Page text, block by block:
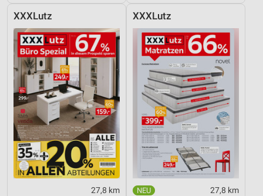
XXXLutz
27,8 km
XXXLutz
27,8 km